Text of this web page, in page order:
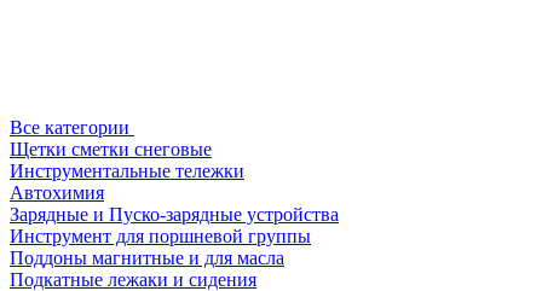
Все категории
Щетки сметки снеговые
Инструментальные тележки
Автохимия
Зарядные и Пуско-зарядные устройства
Инструмент для поршневой группы
Поддоны магнитные и для масла
Подкатные лежаки и сидения